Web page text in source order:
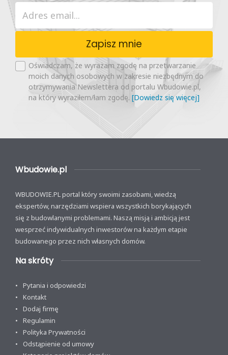
Zapisz mnie
Oświadczam, że wyrażam zgodę na przetwarzanie
moich danych osobowych w zakresie niezbędnym do
otrzymywania Newslettera od portalu Wbudowie.pl,
na który wyraziłem/łam zgodę. [Dowiedz się więcej]
Wbudowie.pl
WBUDOWIE.PL portal który swoimi zasobami, wiedzą
ekspertów, narzędziami wspiera wszystkich borykających
się z budowlanymi problemami. Naszą misją i ambicją jest
wesprzeć indywidualnych inwestorów na każdym etapie
budowanego przez nich własnych domów.
Na skróty
Pytania i odpowiedzi
Kontakt
Dodaj firmę
Regulamin
Polityka Prywatności
Odstąpienie od umowy